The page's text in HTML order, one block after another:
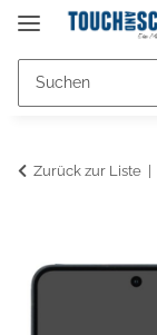
Zurück zur Liste